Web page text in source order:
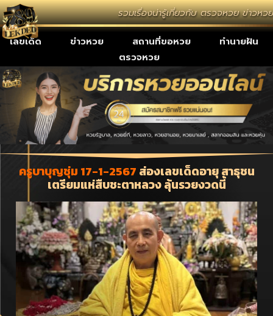
รวมเรื่องน่ารู้เกี่ยวกับ ตรวจหวย ข่าวหว
เลขเด็ด ข่าวหวย สถานที่ขอหวย
ทำนายฝัน
ตรวจหวย
ครูบาบุญชุ่ม 17-1-2567 ส่องเลขเด็ดอายุ สาธุชน
เตรียมแห่สืบชะตาหลวง ลุ้นรวยงวดนี้